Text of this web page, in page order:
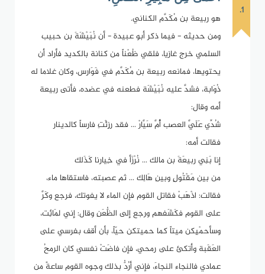
1.
هو ربيعة بن مُكَدَّم الكناني.
ومن حديثه - فيما ذكر أبو عبيدة - أن نُبَيْشَةَ بن حبيب
السلمي خرج غازيا، فلقي ظُعْناً من كنانة بالكديد فأراد أن
يحتويها، فمانعه ربيعة بن مُكَدَّم في فَوَارس، وكان غلاما له
ذُوَابة، فشدَّ عليه نُبَيْشَة فطعنه في عضده، فأتى ربيعة
أمه وقال:
شُدِّي عَلَيَّ العصب أُمَّ سَيَّارْ ... فقد رزِئْتِ فارساً كالدينار
فقالت أمه:
إنا بَنِي ربيعَةَ بن مالك ... نُرْزَأ في خِيارنا كَذَلك
من بين مَقْتُولٍ وبينِ هَالِك ... ثم عصبته، فاستقاها ماء،
فقالت: اذْهَبْ فقاتل القوم فإن الماء لا يفوتك، فرجع وكَرَّ
على القوم فكَشَفهم ورجع إلى الظُّعَنِ وقال: إني لمَائِت،
وسأحمْيِكن ميتاً كما حميتكن حيّاً، بأن أقف بفرسي على
العَقَبة وأتكئ على رمحي، فإن فاضَتْ نفسي كان الرمحُ
عمادي فالنجاء النجاءَ، فإني أرُدُّ بذلك وجوه القوم ساعةً من